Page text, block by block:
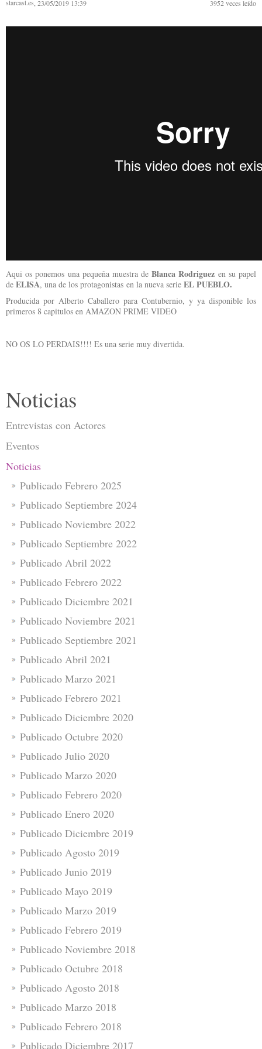
starcast.es , 23/05/2019 13:39 3952veces leído
Aqui os ponemos una pequeña muestra deBlanca Rodriguez en su papel
de ELISA, una de los protagonistas en la nueva serie EL PUEBLO.
Producida por Alberto Caballero para Contubernio, y ya disponible los
primeros 8 capitulos en AMAZON PRIME VIDEO
NO OS LO PERDAIS!!!! Es una serie muy divertida.
Noticias
Entrevistas con Actores
Eventos
Noticias
Publicado Febrero 2025
Publicado Septiembre 2024
Publicado Noviembre 2022
Publicado Septiembre 2022
Publicado Abril 2022
Publicado Febrero 2022
Publicado Diciembre 2021
Publicado Noviembre 2021
Publicado Septiembre 2021
Publicado Abril 2021
Publicado Marzo 2021
Publicado Febrero 2021
Publicado Diciembre 2020
Publicado Octubre 2020
Publicado Julio 2020
Publicado Marzo 2020
Publicado Febrero 2020
Publicado Enero 2020
Publicado Diciembre 2019
Publicado Agosto 2019
Publicado Junio 2019
Publicado Mayo 2019
Publicado Marzo 2019
Publicado Febrero 2019
Publicado Noviembre 2018
Publicado Octubre 2018
Publicado Agosto 2018
Publicado Marzo 2018
Publicado Febrero 2018
Publicado Diciembre 2017